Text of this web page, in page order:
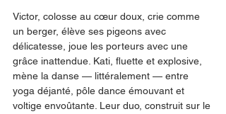
Victor, colosse au cœur doux, crie comme
un berger, élève ses pigeons avec
délicatesse, joue les porteurs avec une
grâce inattendue. Kati, fluette et explosive,
mène la danse — littéralement — entre
yoga déjanté, pôle dance émouvant et
voltige envoûtante. Leur duo, construit sur le